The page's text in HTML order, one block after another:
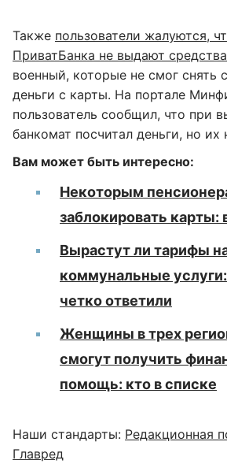
Также пользователи жалуются,
ПриватБанка не выдают средства
военный, которые не смог снять
деньги с карты. На портале
пользователь сообщил, что при
банкомат посчитал деньги, но их
Вам может быть интересно:
Некоторым
заблокировать карты:
Вырастут ли тарифы
коммунальные
четко ответили
Женщины в трех
смогут получить
помощь: кто в списке
Наши стандарты: Редакционная
Главред